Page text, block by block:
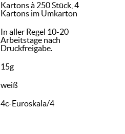
Kartons à 250 Stück, 4
Kartons im Umkarton
In aller Regel 10-20
Arbeitstage nach
Druckfreigabe.
15g
weiß
4c-Euroskala/4